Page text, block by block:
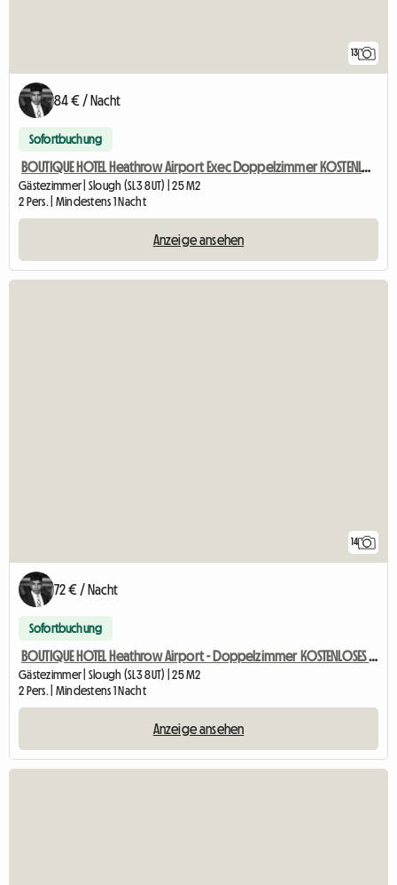
13
84 € / Nacht
Sofortbuchung
BOUTIQUE HOTEL Heathrow Airport Exec Doppelzimmer KOSTENLOSER PARK
Gästezimmer | Slough (SL3 8UT) | 25 M2
2 Pers. | Mindestens 1 Nacht
Anzeige ansehen
14
72 € / Nacht
Sofortbuchung
BOUTIQUE HOTEL Heathrow Airport - Doppelzimmer KOSTENLOSES PARKEN
Gästezimmer | Slough (SL3 8UT) | 25 M2
2 Pers. | Mindestens 1 Nacht
Anzeige ansehen